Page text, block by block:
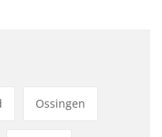
Ossingen